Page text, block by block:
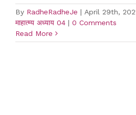
By RadheRadheJe | April 29th,
माहात्म्य अध्याय 04 | 0 Comments
Read More